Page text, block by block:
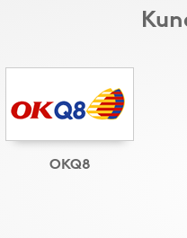
OKQ8